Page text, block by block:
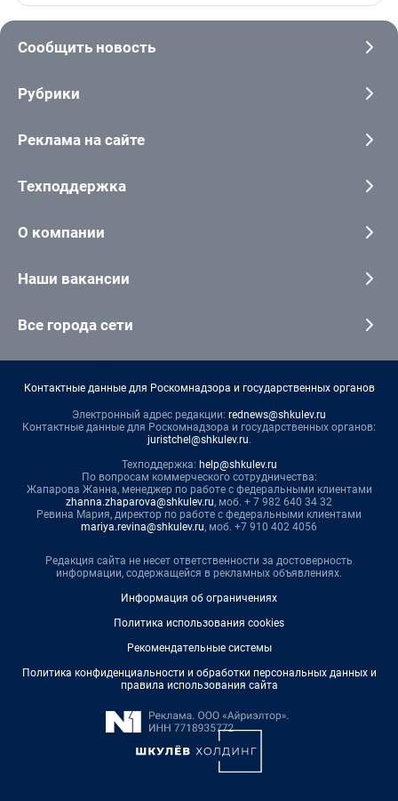
Сообщить новость
Рубрики
Реклама на сайте
Техподдержка
О компании
Наши вакансии
Все города сети
Контактные данные для Роскомнадзора и государственных органов
Электронный адрес редакции: rednews@shkulev.ru
Контактные данные для Роскомнадзора и государственных органов:
juristchel@shkulev.ru.
Техподдержка: help@shkulev.ru
По вопросам коммерческого сотрудничества:
Жапарова Жанна, менеджер по работе с федеральными клиентами
zhanna.zhaparova@shkulev.ru, моб. + 7 982 640 34 32
Ревина Мария, директор по работе с федеральными клиентами
mariya.revina@shkulev.ru, моб. +7 910 402 4056
Редакция сайта не несет ответственности за достоверность
информации, содержащейся в рекламных объявлениях.
Информация об ограничениях
Политика использования cookies
Рекомендательные системы
Политика конфиденциальности и обработки персональных данных и
правила использования сайта